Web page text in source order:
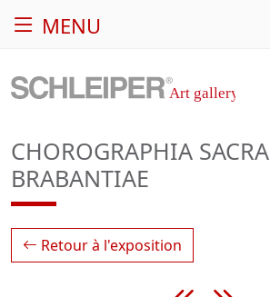
MENU
CHOROGRAPHIA SACRA
BRABANTIAE
Retour à l'exposition